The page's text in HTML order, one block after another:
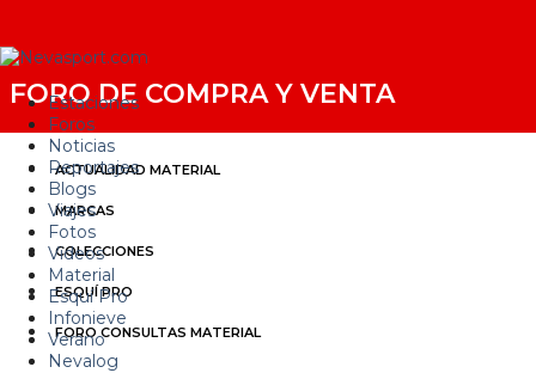
Estaciones
Foros
Noticias
Reportajes
Blogs
Viajes
Fotos
Videos
Material
Esquí Pro
Infonieve
Verano
Nevalog
FORO DE COMPRA Y VENTA
ACTUALIDAD MATERIAL
MARCAS
COLECCIONES
ESQUÍ PRO
FORO CONSULTAS MATERIAL